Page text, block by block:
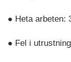
● Heta arbeten:
● Fel i